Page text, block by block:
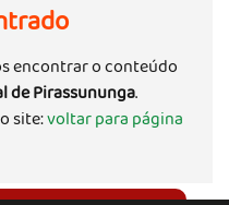
encontrar o conteúdo
de Pirassununga.
site:voltar para página